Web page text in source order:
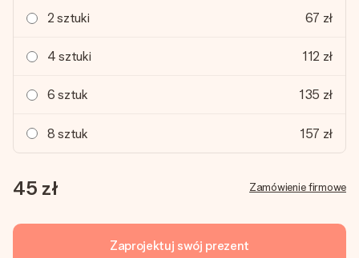
2 sztuki 67 zł
4 sztuki 112 zł
6 sztuk 135 zł
8 sztuk 157 zł
45 zł Zamówienie firmowe
Zaprojektuj swój prezent